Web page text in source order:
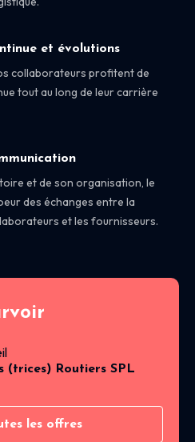
et évolutions
collaborateurs profitent de
tout au long de leur carrière
et de son organisation, le
des échanges entre la
et les fournisseurs.
(trices) Routiers SPL
les offres